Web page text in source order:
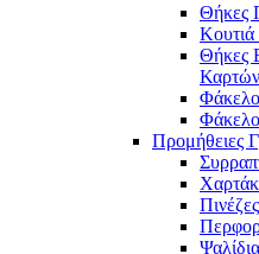
Θήκες
Θήκες
Καρτών
Προμήθειες